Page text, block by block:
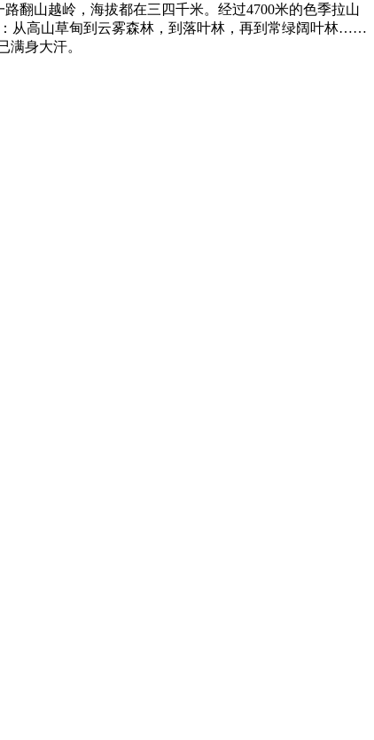
翻山越岭，海拔都在三四千米。经过4700米的色季拉山
从高山草甸到云雾森林，到落叶林，再到常绿阔叶林……
满身大汗。